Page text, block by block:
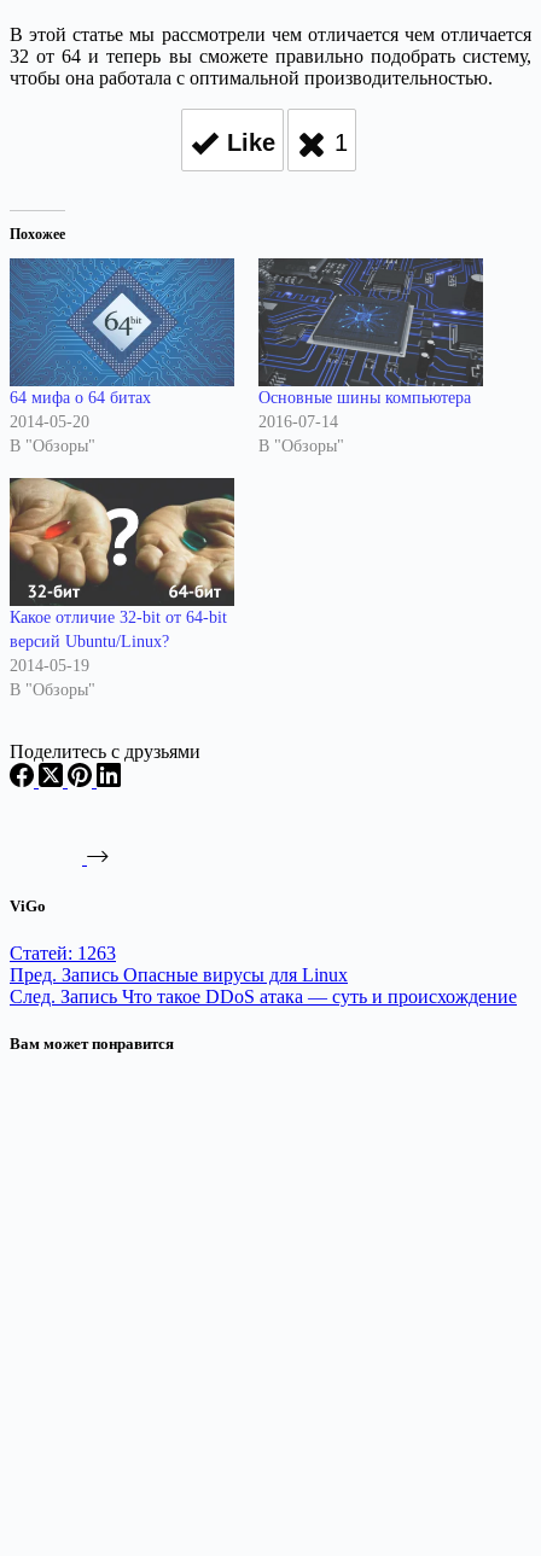
В этой статье мы рассмотрели чем отличается чем отличается
32 от 64 и теперь вы сможете правильно подобрать систему,
чтобы она работала с оптимальной производительностью.
Like 1
Похожее
64 мифа о 64 битах
2014-05-20
В "Обзоры"
Основные шины компьютера
2016-07-14
В "Обзоры"
Какое отличие 32-bit от 64-bit
версий Ubuntu/Linux?
2014-05-19
В "Обзоры"
Поделитесь с друзьями
ViGo
Статей: 1263
Пред. Запись Опасные вирусы для Linux
След. Запись Что такое DDoS атака — суть и происхождение
Вам может понравится